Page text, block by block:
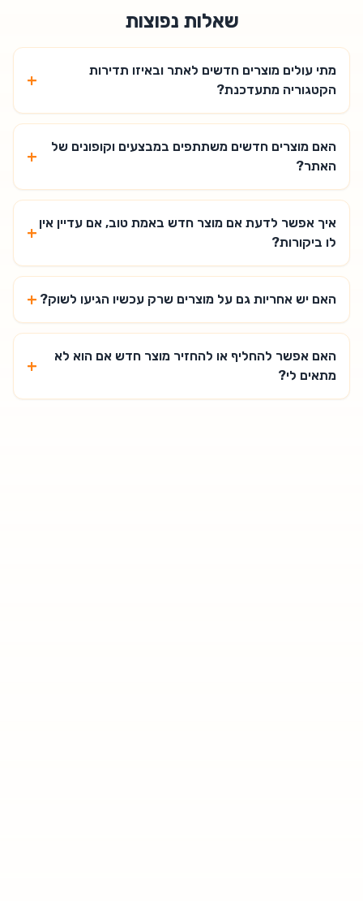
שאלות נפוצות
מתי עולים מוצרים חדשים לאתר ובאיזו תדירות
הקטגוריה מתעדכנת?
+
האם מוצרים חדשים משתתפים במבצעים וקופונים של
האתר?
+
איך אפשר לדעת אם מוצר חדש באמת טוב, אם עדיין אין
לו ביקורות?
+
האם יש אחריות גם על מוצרים שרק עכשיו הגיעו לשוק? +
האם אפשר להחליף או להחזיר מוצר חדש אם הוא לא
מתאים לי?
+